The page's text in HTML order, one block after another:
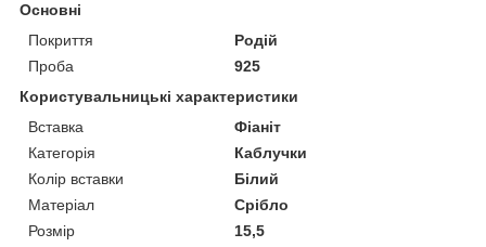
Основні
Покриття
Родій
Проба
925
Користувальницькі характеристики
Вставка
Фіаніт
Категорія
Каблучки
Колір вставки
Білий
Матеріал
Срібло
Розмір
15,5